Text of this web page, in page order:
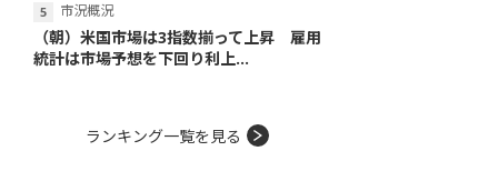
市況概況
（朝）米国市場は3指数揃って上昇 雇用
統計は市場予想を下回り利上...
ランキング一覧を見る